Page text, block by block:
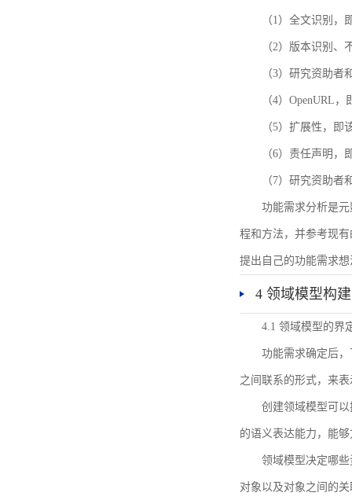
（1）全文识别
（2）版本识别、
（3）研究资助者
（4）OpenURL
（5）扩展性，
（6）责任声明，
（7）研究资助
功能需求分析是
程和方法，并参考现
提出自己的功能需求
4 领域模型构建
4.1 领域模型的界
功能需求确定后
之间联系的形式，来
创建领域模型可
的语义表达能力，能
领域模型决定哪
对象以及对象之间的